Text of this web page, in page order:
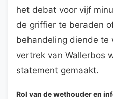
het debat voor vijf
de griffier te beraden
behandeling diende te
vertrek van Wallerbos
statement gemaakt.
Rol van de wethouder en